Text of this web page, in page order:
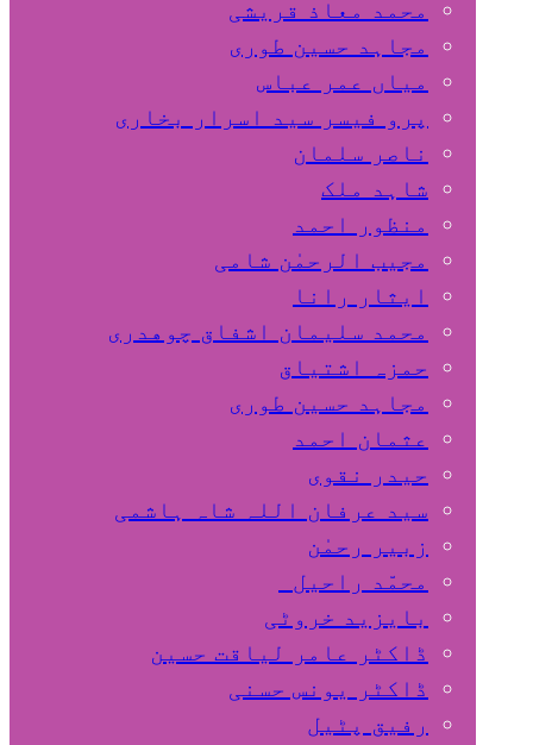
محمد معاذ قریشی
مجاہد حسین طوری
میاں عمر عباس
پرو فیسر سید اسرار بخاری
ناصر سلمان
شاہد ملک
منظور احمد
مجیب الرحمٰن شامی
ایثار رانا
محمد سلیمان اشفاق چوهدری
حمزہ اشتیاق
مجاہد حسین طوری
عثمان احمد
حیدر نقوی
سید عرفان اللہ شاہ ہاشمی
زبیر رحمٰن
محمّد راحیل
بایزید خروٹی
ڈاکٹر عامر لیاقت حسین
ڈاکٹر یونس حسنی
رفیق پٹیل